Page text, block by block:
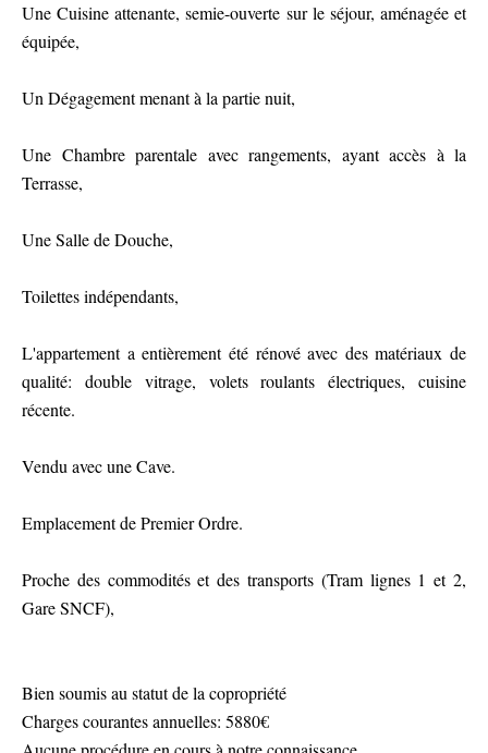
Une Cuisine attenante, semie-ouverte sur le séjour, aménagée et
équipée,
Un Dégagement menant à la partie nuit,
Une Chambre parentale avec rangements, ayant accès à la
Terrasse,
Une Salle de Douche,
Toilettes indépendants,
L'appartement a entièrement été rénové avec des matériaux de
qualité: double vitrage, volets roulants électriques, cuisine
récente.
Vendu avec une Cave.
Emplacement de Premier Ordre.
Proche des commodités et des transports (Tram lignes 1 et 2,
Gare SNCF),
Bien soumis au statut de la copropriété
Charges courantes annuelles: 5880€